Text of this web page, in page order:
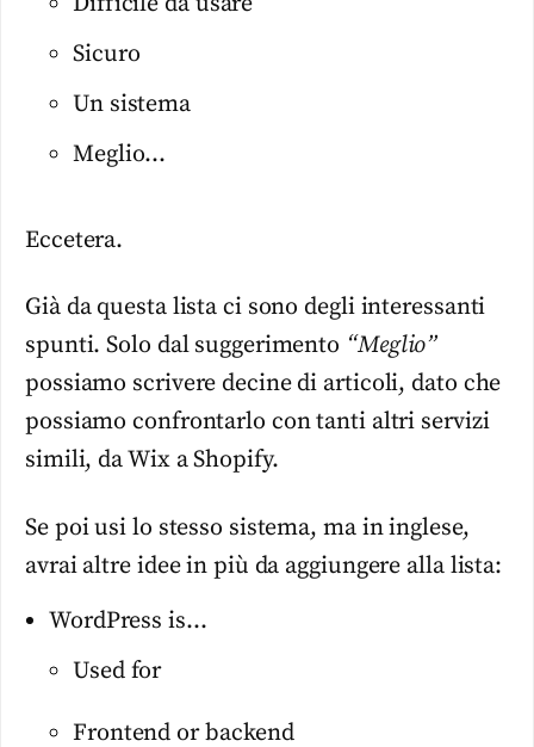
Sicuro
Un sistema
Meglio…
Eccetera.
Già da questa lista ci sono degli interessanti
spunti. Solo dal suggerimento “Meglio”
possiamo scrivere decine di articoli, dato che
possiamo confrontarlo con tanti altri servizi
simili, da Wix a Shopify.
Se poi usi lo stesso sistema, ma in inglese,
avrai altre idee in più da aggiungere alla lista:
WordPress is…
Used for
Frontend or backend